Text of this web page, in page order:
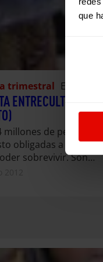
que
de
trimestral
ENTRECULTURAS
millones de personas
obligadas a
sobrevivir. Son…